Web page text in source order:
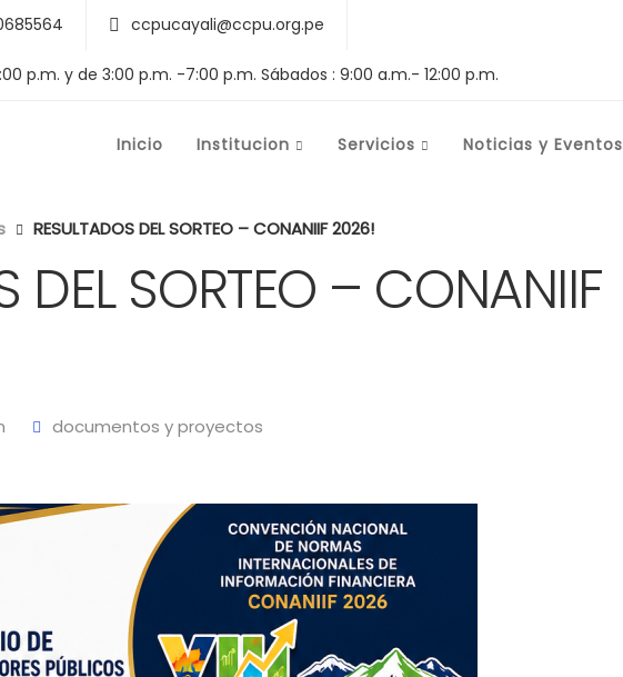
ccpucayali@ccpu.org.pe
p.m. y de 3:00 p.m. -7:00 p.m. Sábados : 9:00 a.m.- 12:00 p.m.
Inicio Institucion Servicios Noticias y Eventos
RESULTADOS DEL SORTEO – CONANIIF 2026!
DEL SORTEO – CONANIIF
documentos y proyectos